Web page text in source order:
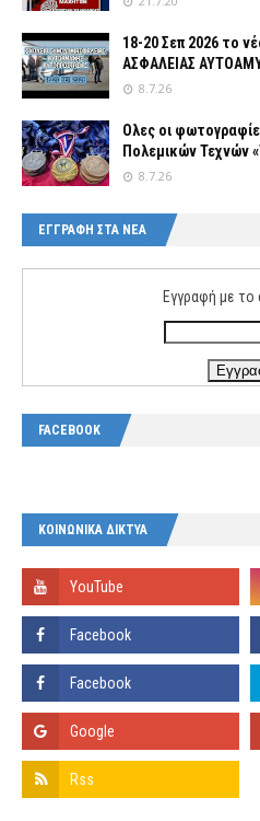
18-20 Σεπ 2026 το
ΑΣΦΑΛΕΙΑΣ
8.7.26
Ολες οι
Πολεμικών Τεχνών
8.7.26
ΕΓΓΡΑΦΗ ΣΤΑ ΝΕΑ
Εγγραφή με το
FACEBOOK
ΚΟΙΝΩΝΙΚΑ ΔΙΚΤΥΑ